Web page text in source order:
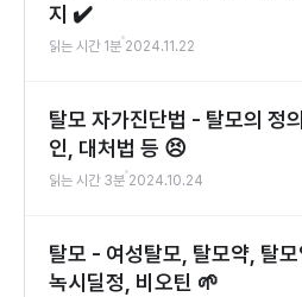
지 ✔️
읽는 시간 1분 2024.11.22
탈모 자가진단법 - 탈모의 정
인, 대처법 등 😣
읽는 시간 3분 2024.10.24
탈모 - 여성탈모, 탈모약, 탈모
녹시딜정, 비오틴 🌱